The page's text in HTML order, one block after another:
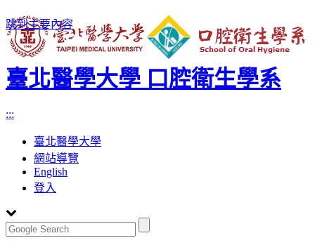
跳到主要內容
臺北醫學大學 口腔衛生學系
:::
臺北醫學大學
網站導覽
English
登入